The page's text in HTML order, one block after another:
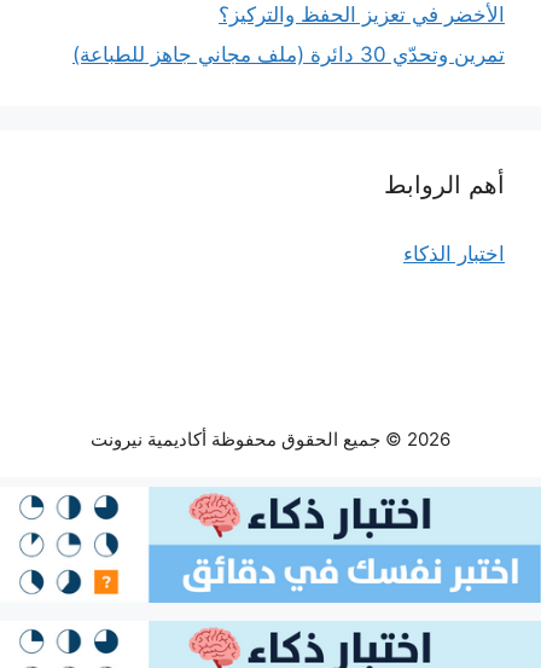
الأخضر في تعزيز الحفظ والتركيز؟
تمرين وتحدّي 30 دائرة (ملف مجاني جاهز للطباعة)
أهم الروابط
اختبار الذكاء
2026 © جميع الحقوق محفوظة أكاديمية نيرونت